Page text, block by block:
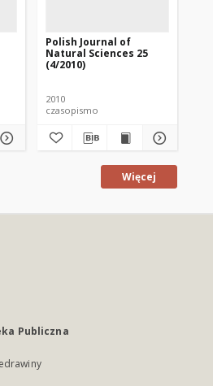
Polish Journal of
Natural Sciences 25
(4/2010)
2010
czasopismo
Więcej
Publiczna